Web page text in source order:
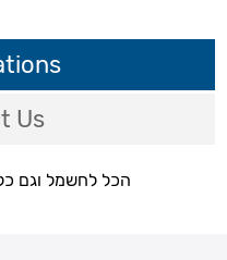
Us
הכל לחשמל וגם